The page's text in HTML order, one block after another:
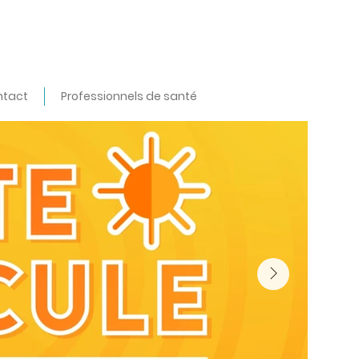
Professionnels de santé